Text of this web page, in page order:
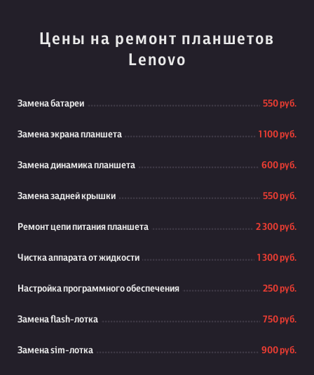
Цены на ремонт планшетов
Lenovo
Замена батареи 550 руб.
Замена экрана планшета 1 100 руб.
Замена динамика планшета 600 руб.
Замена задней крышки 550 руб.
Ремонт цепи питания планшета 2 300 руб.
Чистка аппарата от жидкости 1 300 руб.
Настройка программного обеспечения 250 руб.
Замена flash-лотка 750 руб.
Замена sim-лотка 900 руб.